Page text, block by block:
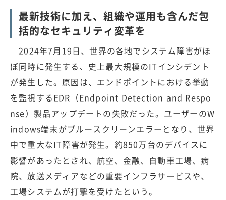
最新技術に加え、組織や運用も含んだ包
括的なセキュリティ変革を
2024年7月19日、世界の各地でシステム障害がほ
ぼ同時に発生する、史上最大規模のITインシデント
が発生した。原因は、エンドポイントにおける挙動
を監視するEDR（Endpoint Detection and Respo
nse）製品アップデートの失敗だった。ユーザーのW
indows端末がブルースクリーンエラーとなり、世界
中で重大なIT障害が発生。約850万台のデバイスに
影響があったとされ、航空、金融、自動車工場、病
院、放送メディアなどの重要インフラサービスや、
工場システムが打撃を受けたという。